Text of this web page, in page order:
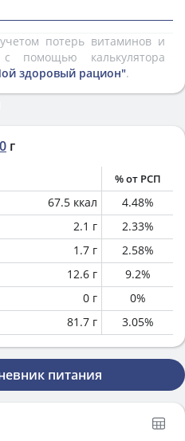
потерь витаминов и
помощью калькулятора
здоровый рацион".
г
% от РСП
67.5 ккал 4.48%
2.1 г 2.33%
1.7 г 2.58%
12.6 г 9.2%
0 г 0%
81.7 г 3.05%
питания